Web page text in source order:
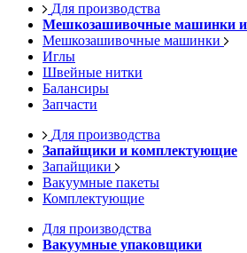
Для производства
Мешкозашивочные машинки и
Мешкозашивочные машинки
Иглы
Швейные нитки
Балансиры
Запчасти
Для производства
Запайщики и комплектующие
Запайщики
Вакуумные пакеты
Комплектующие
Для производства
Вакуумные упаковщики